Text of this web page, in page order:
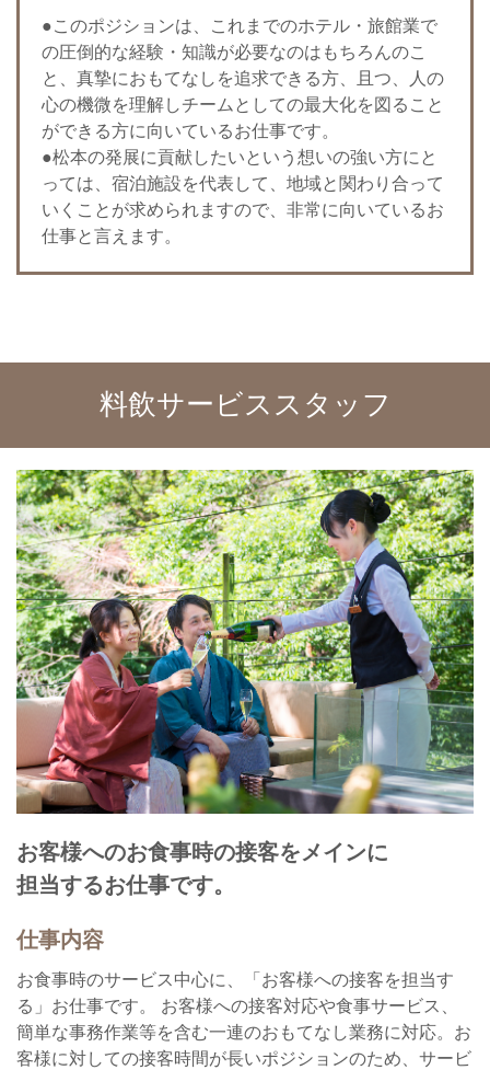
●このポジションは、これまでのホテル・旅館業で
の圧倒的な経験・知識が必要なのはもちろんのこ
と、真摯におもてなしを追求できる方、且つ、人の
心の機微を理解しチームとしての最大化を図ること
ができる方に向いているお仕事です。
●松本の発展に貢献したいという想いの強い方にと
っては、宿泊施設を代表して、地域と関わり合って
いくことが求められますので、非常に向いているお
仕事と言えます。
料飲サービススタッフ
お客様へのお食事時の接客をメインに
担当するお仕事です。
仕事内容
お食事時のサービス中心に、「お客様への接客を担当す
る」お仕事です。 お客様への接客対応や食事サービス、
簡単な事務作業等を含む一連のおもてなし業務に対応。お
客様に対しての接客時間が長いポジションのため、サービ